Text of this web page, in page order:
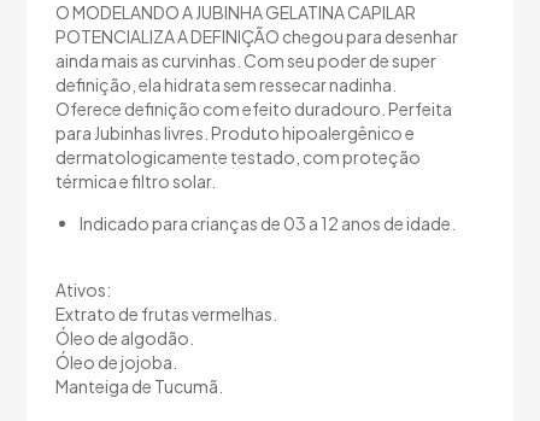
O MODELANDO A JUBINHA GELATINA CAPILAR
POTENCIALIZA A DEFINIÇÃO chegou para desenhar
ainda mais as curvinhas. Com seu poder de super
definição, ela hidrata sem ressecar nadinha.
Oferece definição com efeito duradouro. Perfeita
para Jubinhas livres. Produto hipoalergênico e
dermatologicamente testado, com proteção
térmica e filtro solar.
Indicado para crianças de 03 a 12 anos de idade.
Ativos:
Extrato de frutas vermelhas.
Óleo de algodão.
Óleo de jojoba.
Manteiga de Tucumã.